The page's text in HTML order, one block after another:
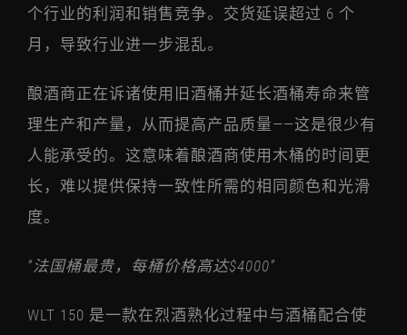
个行业的利润和销售竞争。交货延误超过 6 个
月，导致行业进一步混乱。
酿酒商正在诉诸使用旧酒桶并延长酒桶寿命来管
理生产和产量，从而提高产品质量——这是很少有
人能承受的。这意味着酿酒商使用木桶的时间更
长，难以提供保持一致性所需的相同颜色和光滑
度。
“法国桶最贵，每桶价格高达$4000”
WLT 150 是一款在烈酒熟化过程中与酒桶配合使